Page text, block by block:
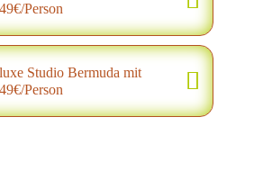
Person
Studio Bermuda mit
Person